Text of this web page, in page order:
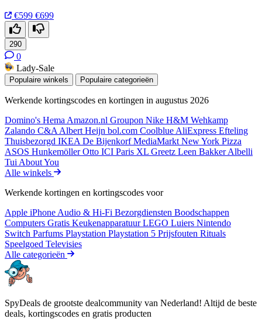
€599 €699
290
0
Lady-Sale
Populaire winkels Populaire categorieën
Werkende kortingscodes en kortingen in augustus 2026
Domino's Hema Amazon.nl Groupon Nike H&M Wehkamp
Zalando C&A Albert Heijn bol.com Coolblue AliExpress Efteling
Thuisbezorgd IKEA De BijenkorfMediaMarkt New York Pizza
ASOS HunkemöllerOtto ICI Paris XL Greetz Leen BakkerAlbelli
Tui About You
Alle winkels
Werkende kortingen en kortingscodes voor
Apple iPhone Audio & Hi-Fi Bezorgdiensten Boodschappen
Computers Gratis KeukenapparatuurLEGO Luiers Nintendo
Switch Parfums Playstation Playstation 5 Prijsfouten Rituals
Speelgoed Televisies
Alle categorieën
SpyDeals de grootste dealcommunity van Nederland! Altijd de beste
deals, kortingscodes en gratis producten